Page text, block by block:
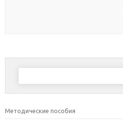
Найти:
Методические пособия